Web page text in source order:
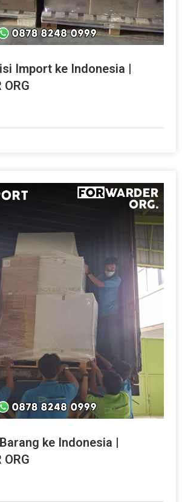
Import ke Indonesia |
ORG
ke Indonesia |
ORG